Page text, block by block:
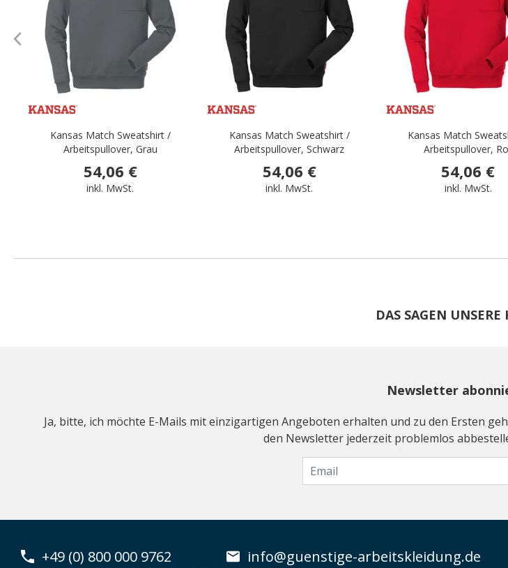
Kansas Match Sweatshirt /
Arbeitspullover, Grau
54,06 €
inkl. MwSt.
Kansas Match Sweatshirt /
Arbeitspullover, Schwarz
54,06 €
inkl. MwSt.
Kansas Match
Arbeitspullover,
54,06 €
inkl. MwSt.
DAS SAGEN
Newsletter
Ja, bitte, ich möchte E-Mails mit einzigartigen Angeboten erhalten und zu den Ersten
den Newsletter jederzeit problemlos
+49 (0) 800 000 9762 info@guenstige-arbeitskleidung.de